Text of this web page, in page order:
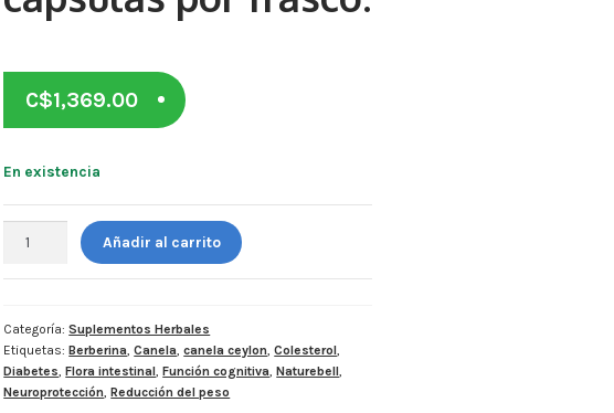
C$1,369.00
En existencia
de
+
Canela
Ceylon
+
Añadir al carrito
Categoría:Suplementos Herbales
Etiquetas:Berberina ,Canela ,canela ceylon ,Colesterol
Diabetes ,Flora intestinal ,Función cognitiva ,Naturebell
Neuroprotección ,Reducción del peso